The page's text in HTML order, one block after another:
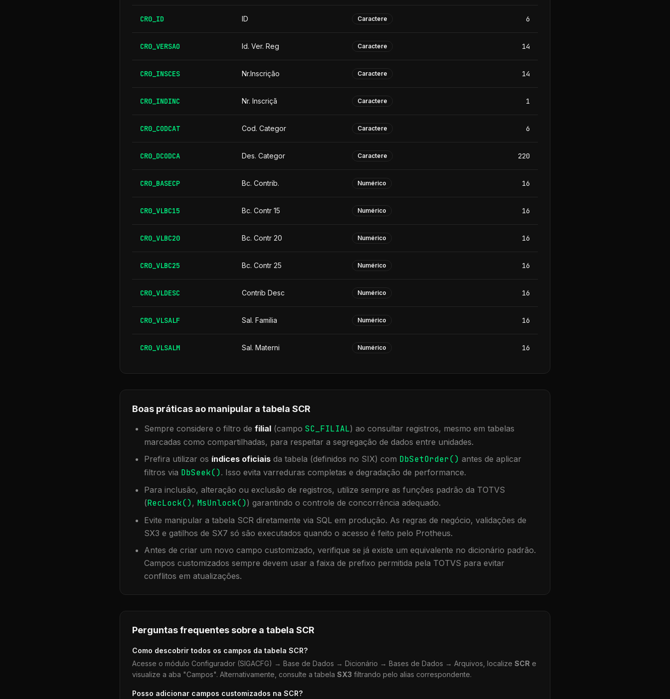
CR0_ID ID Caractere 6
CR0_VERSAO Id. Ver. Reg Caractere 14
CR0_INSCES Nr.Inscrição Caractere 14
CR0_INDINC Nr. Inscriçã Caractere 1
CR0_CODCAT Cod. Categor Caractere 6
CR0_DCODCA Des. Categor Caractere 220
CR0_BASECP Bc. Contrib. Numérico 16
CR0_VLBC15 Bc. Contr 15 Numérico 16
CR0_VLBC20 Bc. Contr 20 Numérico 16
CR0_VLBC25 Bc. Contr 25 Numérico 16
CR0_VLDESC Contrib Desc Numérico 16
CR0_VLSALF Sal. Familia Numérico 16
CR0_VLSALM Sal. Materni Numérico 16
Boas práticas ao manipular a tabela SCR
Sempre considere o filtro de filial (campo SC_FILIAL) ao consultar registros, mesmo em tabelas
marcadas como compartilhadas, para respeitar a segregação de dados entre unidades.
Prefira utilizar os índices oficiais da tabela (definidos no SIX) com DbSetOrder() antes de aplicar
filtros via DbSeek(). Isso evita varreduras completas e degradação de performance.
Para inclusão, alteração ou exclusão de registros, utilize sempre as funções padrão da TOTVS
(RecLock(), MsUnlock()) garantindo o controle de concorrência adequado.
Evite manipular a tabela SCR diretamente via SQL em produção. As regras de negócio, validações de
SX3 e gatilhos de SX7 só são executados quando o acesso é feito pelo Protheus.
Antes de criar um novo campo customizado, verifique se já existe um equivalente no dicionário padrão.
Campos customizados sempre devem usar a faixa de prefixo permitida pela TOTVS para evitar
conflitos em atualizações.
Perguntas frequentes sobre a tabela SCR
Como descobrir todos os campos da tabela SCR?
Acesse o módulo Configurador (SIGACFG) → Base de Dados → Dicionário → Bases de Dados → Arquivos, localize SCR e
visualize a aba "Campos". Alternativamente, consulte a tabela SX3 filtrando pelo alias correspondente.
Posso adicionar campos customizados na SCR?